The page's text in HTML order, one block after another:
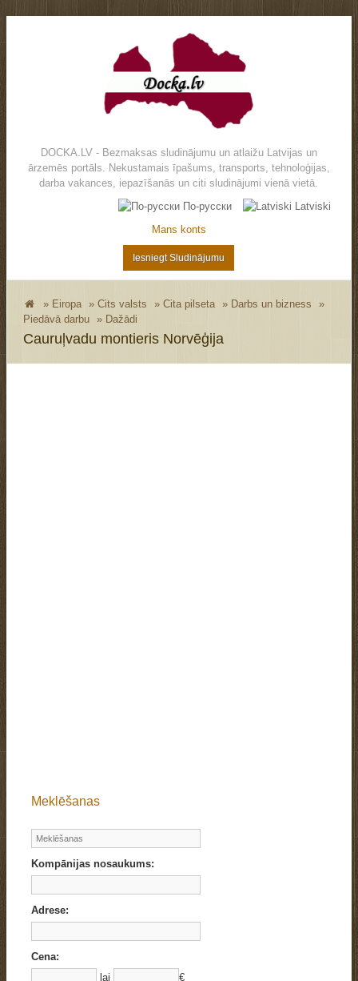
DOCKA.LV - Bezmaksas sludinājumu un atlaižu Latvijas un
ārzemēs portāls. Nekustamais īpašums, transports, tehnoloģijas,
darba vakances, iepazīšanās un citi sludinājumi vienā vietā.
По-русски
Latviski
Mans konts
Iesniegt Sludinājumu
» Eiropa »Cits valsts »Cita pilseta » Darbs un bizness
»
Piedāvā darbu
» Dažādi
Cauruļvadu montieris Norvēģija
Meklēšanas
Kompānijas nosaukums:
Adrese:
Cena:
lai
€